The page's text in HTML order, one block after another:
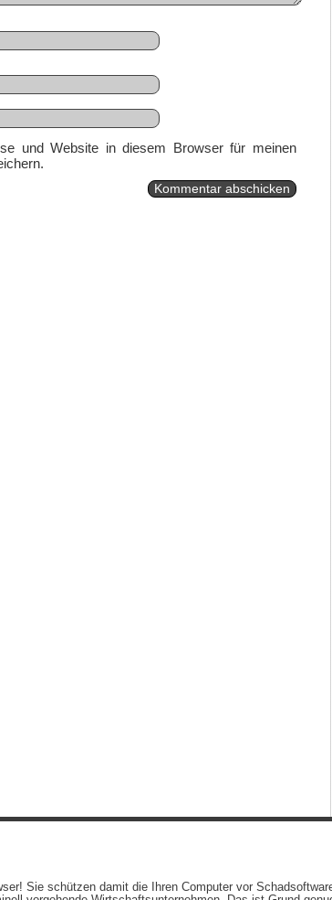
und Website in diesem Browser für meinen
Beiträge (RSS)undKommentare (RSS).
Sie schützen damit die Ihren Computer vor